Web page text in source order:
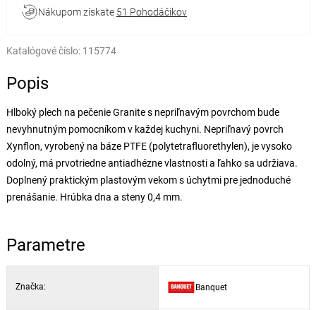
Nákupom získate 51 Pohodáčikov
Katalógové číslo: 115774
Popis
Hlboký plech na pečenie Granite s nepriľnavým povrchom bude
nevyhnutným pomocníkom v každej kuchyni. Nepriľnavý povrch
Xynflon, vyrobený na báze PTFE (polytetrafluorethylen), je vysoko
odolný, má prvotriedne antiadhézne vlastnosti a ľahko sa udržiava.
Doplnený praktickým plastovým vekom s úchytmi pre jednoduché
prenášanie. Hrúbka dna a steny 0,4 mm.
Parametre
Značka: Banquet